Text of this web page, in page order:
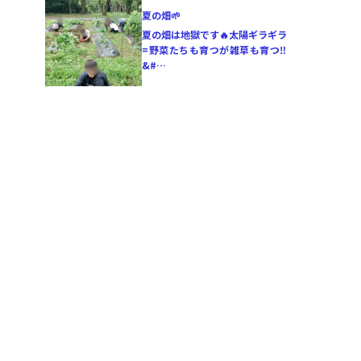
夏の畑🌱
夏の畑は地獄です🔥太陽ギラギラ
=野菜たちも育つが雑草も育つ‼️
&#…